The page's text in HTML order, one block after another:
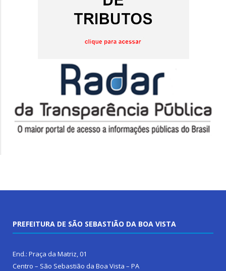
PREFEITURA DE SÃO SEBASTIÃO DA BOA VISTA
End.: Praça da Matriz, 01
Centro – São Sebastião da Boa Vista – PA